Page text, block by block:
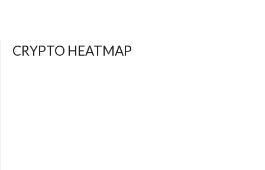
CRYPTO HEATMAP